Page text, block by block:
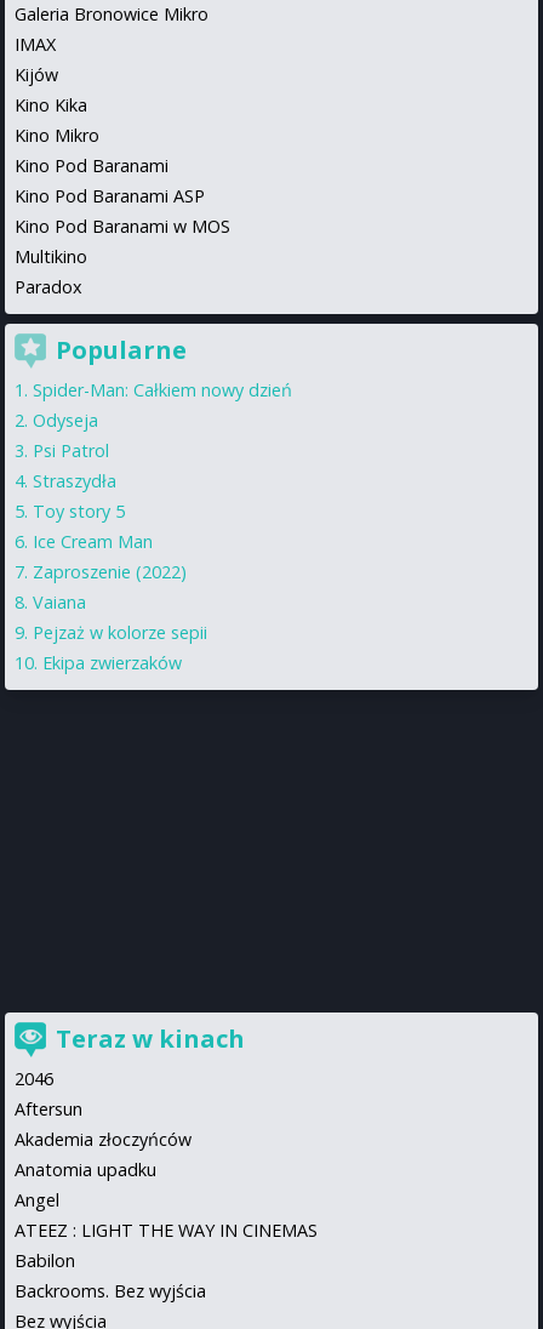
Galeria Bronowice Mikro
IMAX
Kijów
Kino Kika
Kino Mikro
Kino Pod Baranami
Kino Pod Baranami ASP
Kino Pod Baranami w MOS
Multikino
Paradox
Popularne
Spider-Man: Całkiem nowy dzień
Odyseja
Psi Patrol
Straszydła
Toy story 5
Ice Cream Man
Zaproszenie (2022)
Vaiana
Pejzaż w kolorze sepii
Ekipa zwierzaków
Teraz w kinach
2046
Aftersun
Akademia złoczyńców
Anatomia upadku
Angel
ATEEZ : LIGHT THE WAY IN CINEMAS
Babilon
Backrooms. Bez wyjścia
Bez wyjścia